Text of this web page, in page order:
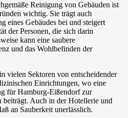
Reinigung von Gebäuden ist
wichtig. Sie trägt auch
eines Gebäudes bei und steigert
der Personen, die sich darin
kann eine saubere
und das Wohlbefinden der
vielen Sektoren von entscheidender
Einrichtungen, wo eine
für Hamburg-Eißendorf zur
Auch in der Hotellerie und
an Sauberkeit unerlässlich.